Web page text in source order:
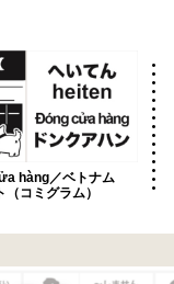
hàng／ベトナム
コミグラム）